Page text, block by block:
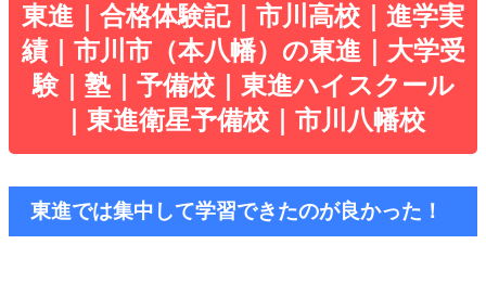
東進｜合格体験記｜市川高校｜進学実
績｜市川市（本八幡）の東進｜大学受
験｜塾｜予備校｜東進ハイスクール
｜東進衛星予備校｜市川八幡校
東進では集中して学習できたのが良かった！